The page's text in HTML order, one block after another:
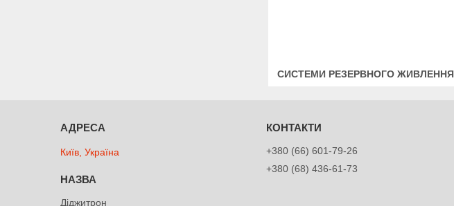
СИСТЕМИ РЕЗЕРВНОГО ЖИВЛЕННЯ
Київ, Україна
Діджитрон
+380 (66) 601-79-26
+380 (68) 436-61-73